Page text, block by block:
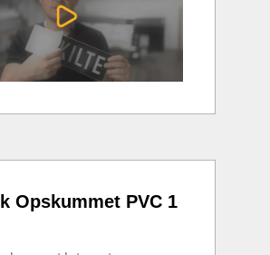
Opskummet PVC 1